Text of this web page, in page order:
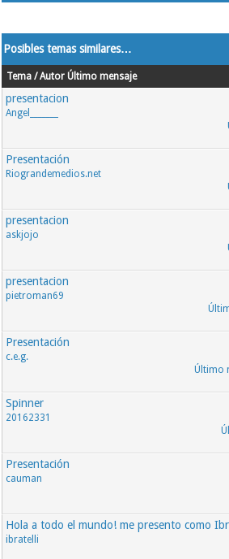
Posibles temas similares…
Tema / Autor Último mensaje
presentacion
Angel_______
Presentación
Riograndemedios.net
presentacion
askjojo
presentacion
pietroman69
Presentación
c.e.g.
Último
Spinner
20162331
Presentación
cauman
Hola a todo el mundo! me presento como
ibratelli